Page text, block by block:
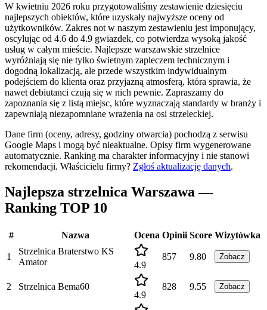
W kwietniu 2026 roku przygotowaliśmy zestawienie dziesięciu
najlepszych obiektów, które uzyskały najwyższe oceny od
użytkowników. Zakres not w naszym zestawieniu jest imponujący,
oscylując od 4.6 do 4.9 gwiazdek, co potwierdza wysoką jakość
usług w całym mieście. Najlepsze warszawskie strzelnice
wyróżniają się nie tylko świetnym zapleczem technicznym i
dogodną lokalizacją, ale przede wszystkim indywidualnym
podejściem do klienta oraz przyjazną atmosferą, która sprawia, że
nawet debiutanci czują się w nich pewnie. Zapraszamy do
zapoznania się z listą miejsc, które wyznaczają standardy w branży i
zapewniają niezapomniane wrażenia na osi strzeleckiej.
Dane firm (oceny, adresy, godziny otwarcia) pochodzą z serwisu
Google Maps i mogą być nieaktualne. Opisy firm wygenerowane
automatycznie. Ranking ma charakter informacyjny i nie stanowi
rekomendacji. Właścicielu firmy? Zgłoś aktualizację danych.
Najlepsza strzelnica Warszawa —
Ranking TOP 10
# Nazwa Ocena Opinii Score Wizytówka
1
Strzelnica Braterstwo KS
Amator
4.9
857 9.80 Zobacz
2
Strzelnica Bema60
4.9
828 9.55 Zobacz